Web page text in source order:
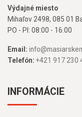
Výdajné miesto
Mihaľov 2498, 085 01
PO - PI: 08:00 - 16:00
Email:
Telefón: +421 917 230
INFORMÁCIE